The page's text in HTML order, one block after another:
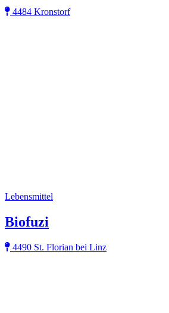
4484 Kronstorf
Lebensmittel
Biofuzi
4490 St. Florian bei Linz